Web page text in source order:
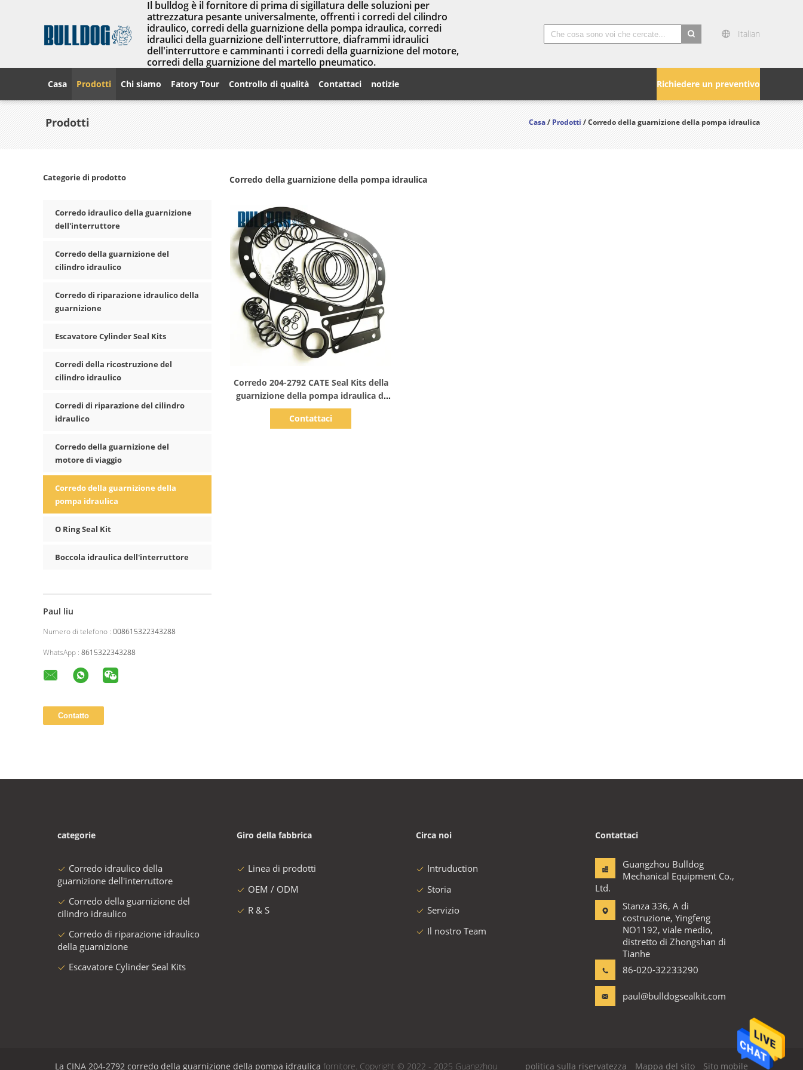
Il bulldog è il fornitore di prima di sigillatura delle soluzioni per
attrezzatura pesante universalmente, offrenti i corredi del cilindro
idraulico, corredi della guarnizione della pompa idraulica, corredi
idraulici della guarnizione dell'interruttore, diaframmi idraulici
dell'interruttore e camminanti i corredi della guarnizione del motore,
corredi della guarnizione del martello pneumatico.
Italian
Richiedere un preventivo
Casa Prodotti Chi siamo Fatory Tour Controllo di qualità Contattaci notizie
Prodotti Casa/Prodotti/ Corredo della guarnizione della pompa idraulica
Categorie di prodotto
Corredo idraulico della guarnizione
dell'interruttore
Corredo della guarnizione del
cilindro idraulico
Corredo di riparazione idraulico della
guarnizione
Escavatore Cylinder Seal Kits
Corredi della ricostruzione del
cilindro idraulico
Corredi di riparazione del cilindro
idraulico
Corredo della guarnizione del
motore di viaggio
Corredo della guarnizione della
pompa idraulica
O Ring Seal Kit
Boccola idraulica dell'interruttore
Paul liu
Numero di telefono : 008615322343288
WhatsApp : 8615322343288
Corredo della guarnizione della pompa idraulica
Corredo 204-2792 CATE Seal Kits della
guarnizione della pompa idraulica di
CATE325C CATE320C CATE320B
Contattaci
categorie
Corredo idraulico della
guarnizione dell'interruttore
Corredo della guarnizione del
cilindro idraulico
Corredo di riparazione idraulico
della guarnizione
Escavatore Cylinder Seal Kits
Giro della fabbrica
Linea di prodotti
OEM / ODM
R & S
Circa noi
Intruduction
Storia
Servizio
Il nostro Team
Contattaci
Guangzhou Bulldog
Mechanical Equipment Co.,
Ltd.
Stanza 336, A di
costruzione, Yingfeng
NO1192, viale medio,
distretto di Zhongshan di
Tianhe
86-020-32233290
paul@bulldogsealkit.com
politica sulla riservatezza Mappa del sito Sito mobile
La CINA 204-2792 corredo della guarnizione della pompa idraulica fornitore. Copyright © 2022 - 2025 Guangzhou